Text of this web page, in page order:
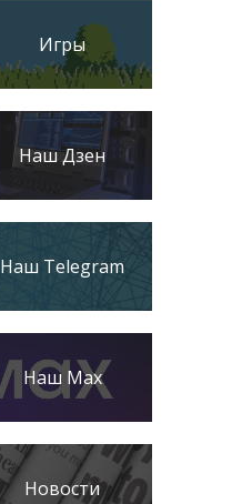
Игры
Наш Дзен
Наш Telegram
Наш Max
Новости